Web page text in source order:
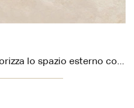
Arredo Giardino in legno: valorizza lo spazio esterno con diverse soluzioni di ombrelloni della marca Ethimo.